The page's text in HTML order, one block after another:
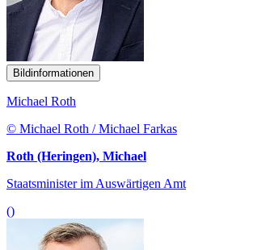
Bildinformationen
Michael Roth
© Michael Roth / Michael Farkas
Roth (Heringen), Michael
Staatsminister im Auswärtigen Amt
()